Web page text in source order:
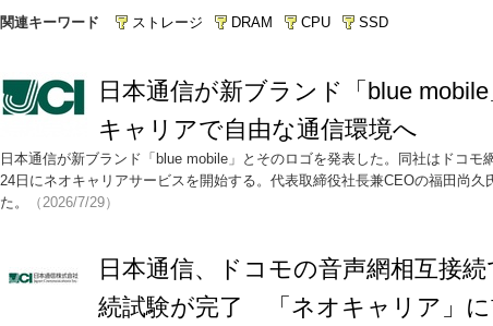
関連キーワード ストレージ DRAM CPU SSD
日本通信が新ブランド「blue
キャリアで自由な通信環境へ
日本通信が新ブランド「blue mobile」とそのロゴを発表した。同社はドコモ
24日にネオキャリアサービスを開始する。代表取締役社長兼CEOの福田尚久
た。
（2026/7/29）
日本通信、ドコモの音声網相互接
続試験が完了 「ネオキャリア」に